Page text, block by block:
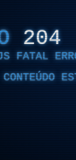
204
FATAL